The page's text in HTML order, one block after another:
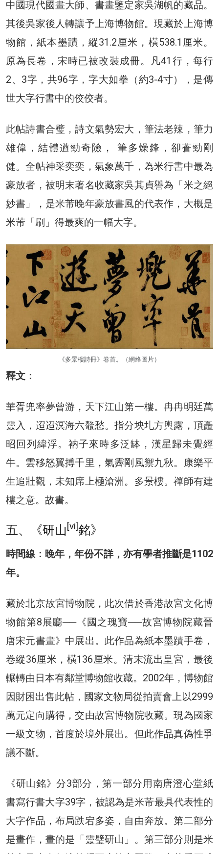
中國現代國畫大師、書畫鑒定家吳湖帆的藏品。
其後吳家後人轉讓予上海博物館。現藏於上海博
物館，紙本墨蹟，縱31.2厘米，橫538.1厘米。
原為長卷，宋時已被改裝成冊。凡41行，每行
2、3字，共96字，字大如拳（約3-4寸），是傳
世大字行書中的佼佼者。
此帖詩書合璧，詩文氣勢宏大，筆法老辣，筆力
雄偉，結體遒勁奇險， 筆多燥鋒，卻蒼勁剛
健。全帖神采奕奕，氣象萬千，為米行書中最為
豪放者，被明末著名收藏家吳其貞譽為「米之絕
妙書」，是米芾晚年豪放書風的代表作，大概是
米芾「刷」得最爽的一幅大字。
《多景樓詩冊》卷首。（網絡圖片）
釋文：
華胥兜率夢曾游，天下江山第一樓。冉冉明廷萬
靈入，迢迢溟海六鼇愁。指分坱圠方輿露，頂矗
昭回列緯浮。衲子來時多泛缽，漢星歸未覺經
牛。雲移怒翼搏千里，氣霽剛風禦九秋。康樂平
生追壯觀，未知席上極滄洲。多景樓。禪師有建
樓之意。故書。
五、《研山 [vi]銘》
時間線：晚年，年份不詳，亦有學者推斷是1102
年。
藏於北京故宮博物院，此次借於香港故宮文化博
物館第8展廳──《國之瑰寶──故宮博物院藏晉
唐宋元書畫》中展出。此作品為紙本墨蹟手卷，
卷縱36厘米，橫136厘米。清末流出皇宮，最後
輾轉由日本有鄰堂博物館收藏。2002年，博物館
因財困出售此帖，國家文物局從拍賣會上以2999
萬元定向購得，交由故宮博物院收藏。現為國家
一級文物，首度於境外展出。但此作品真偽性爭
議不斷。
《研山銘》分3部分，第一部分用南唐澄心堂紙
書寫行書大字39字，被認為是米芾最具代表性的
大字作品，布局跌宕多姿，自由奔放。第二部分
是畫作，畫的是「靈璧研山」。第三部分則是米